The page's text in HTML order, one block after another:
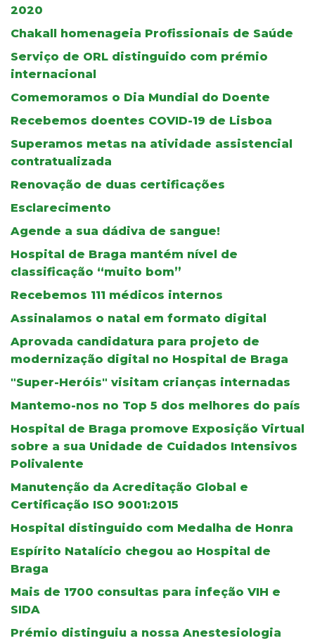
2020
Chakall homenageia Profissionais de Saúde
Serviço de ORL distinguido com prémio
internacional
Comemoramos o Dia Mundial do Doente
Recebemos doentes COVID-19 de Lisboa
Superamos metas na atividade assistencial
contratualizada
Renovação de duas certificações
Esclarecimento
Agende a sua dádiva de sangue!
Hospital de Braga mantém nível de
classificação “muito bom”
Recebemos 111 médicos internos
Assinalamos o natal em formato digital
Aprovada candidatura para projeto de
modernização digital no Hospital de Braga
"Super-Heróis" visitam crianças internadas
Mantemo-nos no Top 5 dos melhores do país
Hospital de Braga promove Exposição Virtual
sobre a sua Unidade de Cuidados Intensivos
Polivalente
Manutenção da Acreditação Global e
Certificação ISO 9001:2015
Hospital distinguido com Medalha de Honra
Espírito Natalício chegou ao Hospital de
Braga
Mais de 1700 consultas para infeção VIH e
SIDA
Prémio distinguiu a nossa Anestesiologia